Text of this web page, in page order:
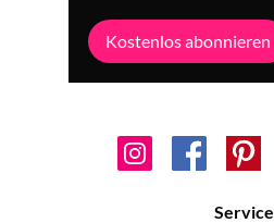
Kostenlos abonnieren
Service